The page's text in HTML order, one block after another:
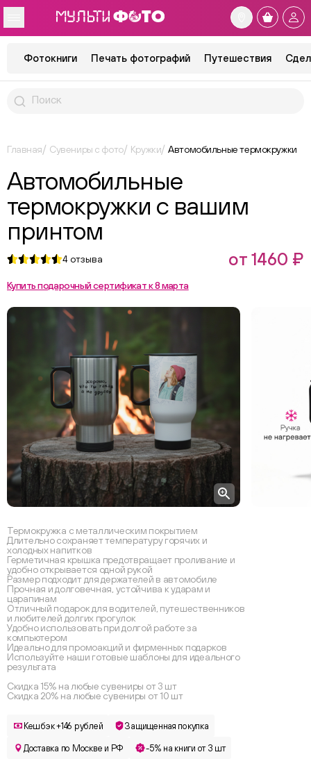
Фотокниги Печать фотографий Путешествия
Главная Сувениры с фото Кружки Автомобильные термокружки
Термокружка с металлическим покрытием
Длительно сохраняет температуру горячих и
холодных напитков
Герметичная крышка предотвращает проливание и
удобно открывается одной рукой
Размер подходит для держателей в автомобиле
Прочная и долговечная, устойчива к ударам и
царапинам
Отличный подарок для водителей, путешественников
и любителей долгих прогулок
Удобно использовать при долгой работе за
компьютером
Идеально для промоакций и фирменных подарков
Используйте наши готовые шаблоны для идеального
результата
Скидка 15% на любые сувениры от 3 шт
Скидка 20% на любые сувениры от 10 шт
Автомобильные
термокружки с вашим
принтом
4 отзыва от 1460 ₽
Купить подарочный сертификат к 8 марта
Кешбэк +146 рублей Защищенная покупка
Доставка по Москве и РФ -5% на книги от 3 шт